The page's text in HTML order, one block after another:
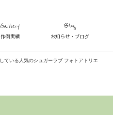
Gallery
作例実績
Blog
お知らせ・ブログ
ている人気のシュガーラブ フォトアトリエ